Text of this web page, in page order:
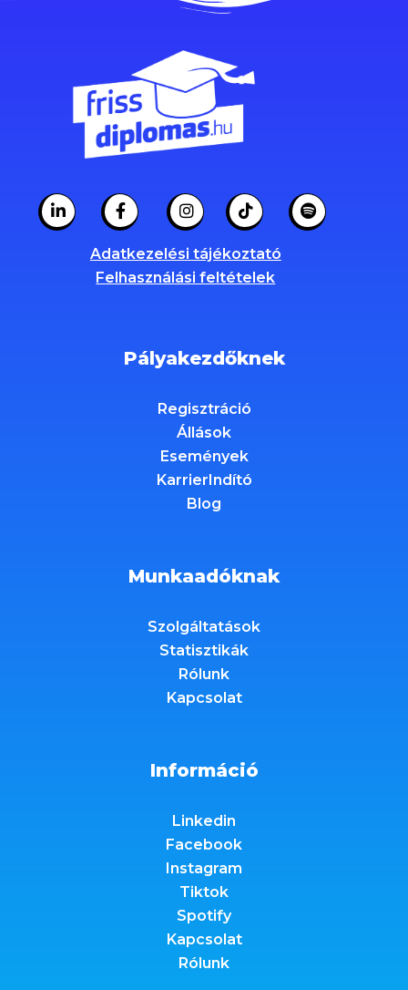
Adatkezelési tájékoztató
Felhasználási feltételek
Pályakezdőknek
Regisztráció
Állások
Események
KarrierIndító
Blog
Munkaadóknak
Szolgáltatások
Statisztikák
Rólunk
Kapcsolat
Információ
Linkedin
Facebook
Instagram
Tiktok
Spotify
Kapcsolat
Rólunk